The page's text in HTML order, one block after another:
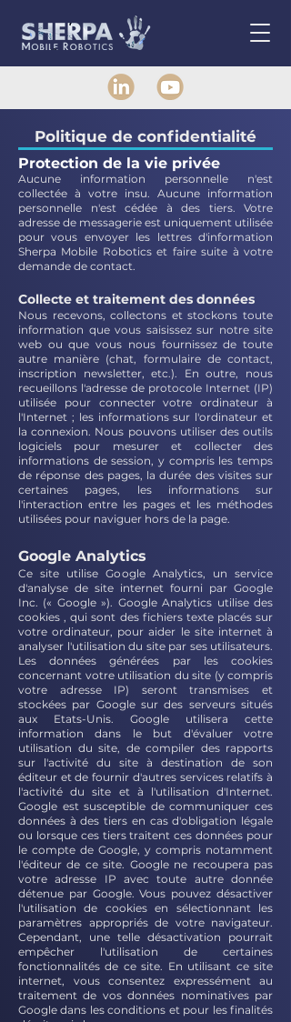
Politique de confidentialité
Protection de la vie privée
Aucune information personnelle n'est
collectée à votre insu. Aucune information
personnelle n'est cédée à des tiers. Votre
adresse de messagerie est uniquement utilisée
pour vous envoyer les lettres d'information
Sherpa Mobile Robotics et faire suite à votre
demande de contact.
Collecte et traitement des données
Nous recevons, collectons et stockons toute
information que vous saisissez sur notre site
web ou que vous nous fournissez de toute
autre manière (chat, formulaire de contact,
inscription newsletter, etc.). En outre, nous
recueillons l'adresse de protocole Internet (IP)
utilisée pour connecter votre ordinateur à
l'Internet ; les informations sur l'ordinateur et
la connexion. Nous pouvons utiliser des outils
logiciels pour mesurer et collecter des
informations de session, y compris les temps
de réponse des pages, la durée des visites sur
certaines pages, les informations sur
l'interaction entre les pages et les méthodes
utilisées pour naviguer hors de la page.
Google Analytics
Ce site utilise Google Analytics, un service
d'analyse de site internet fourni par Google
Inc. (« Google »). Google Analytics utilise des
cookies , qui sont des fichiers texte placés sur
votre ordinateur, pour aider le site internet à
analyser l'utilisation du site par ses utilisateurs.
Les données générées par les cookies
concernant votre utilisation du site (y compris
votre adresse IP) seront transmises et
stockées par Google sur des serveurs situés
aux Etats-Unis. Google utilisera cette
information dans le but d'évaluer votre
utilisation du site, de compiler des rapports
sur l'activité du site à destination de son
éditeur et de fournir d'autres services relatifs à
l'activité du site et à l'utilisation d'Internet.
Google est susceptible de communiquer ces
données à des tiers en cas d'obligation légale
ou lorsque ces tiers traitent ces données pour
le compte de Google, y compris notamment
l'éditeur de ce site. Google ne recoupera pas
votre adresse IP avec toute autre donnée
détenue par Google. Vous pouvez désactiver
l'utilisation de cookies en sélectionnant les
paramètres appropriés de votre navigateur.
Cependant, une telle désactivation pourrait
empêcher l'utilisation de certaines
fonctionnalités de ce site. En utilisant ce site
internet, vous consentez expressément au
traitement de vos données nominatives par
Google dans les conditions et pour les finalités